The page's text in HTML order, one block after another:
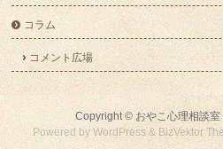
コラム
コメント広場
Copyright © おやこ心理相談室
Powered byWordPress & BizVektor